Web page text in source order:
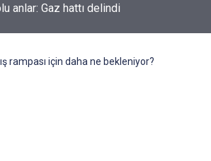
anlar: Gaz hattı delindi
rampası için daha ne bekleniyor?